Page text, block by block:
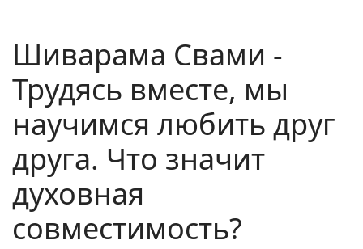
Шиварама Свами -
Трудясь вместе, мы
научимся любить друг
друга. Что значит
духовная
совместимость?